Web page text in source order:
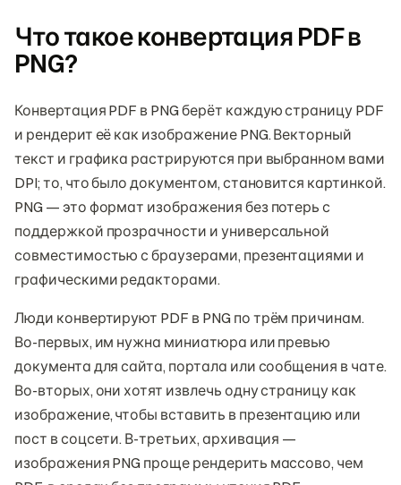
Что такое конвертация PDF в
PNG?
Конвертация PDF в PNG берёт каждую страницу PDF
и рендерит её как изображение PNG. Векторный
текст и графика растрируются при выбранном вами
DPI; то, что было документом, становится картинкой.
PNG — это формат изображения без потерь с
поддержкой прозрачности и универсальной
совместимостью с браузерами, презентациями и
графическими редакторами.
Люди конвертируют PDF в PNG по трём причинам.
Во-первых, им нужна миниатюра или превью
документа для сайта, портала или сообщения в чате.
Во-вторых, они хотят извлечь одну страницу как
изображение, чтобы вставить в презентацию или
пост в соцсети. В-третьих, архивация —
изображения PNG проще рендерить массово, чем